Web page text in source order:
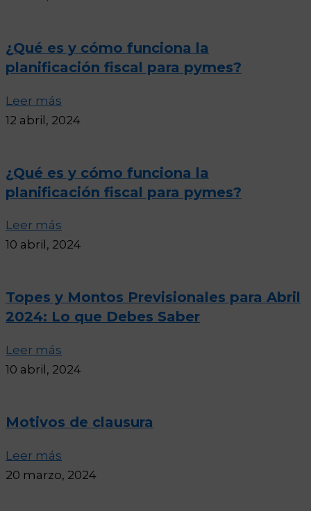
¿Qué es y cómo funciona la
planificación fiscal para pymes?
Leer más
12 abril, 2024
¿Qué es y cómo funciona la
planificación fiscal para pymes?
Leer más
10 abril, 2024
Topes y Montos Previsionales para Abril
2024: Lo que Debes Saber
Leer más
10 abril, 2024
Motivos de clausura
Leer más
20 marzo, 2024